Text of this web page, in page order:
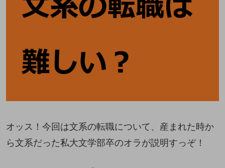
オッス！今回は文系の転職について、産まれた時か
ら文系だった私大文学部卒のオラが説明すっぞ！